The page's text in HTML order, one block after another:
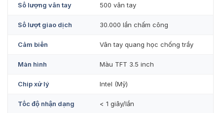
Số lượng vân tay 500 vân tay
Số lượt giao dịch 30.000 lần chấm công
Cảm biến Vân tay quang học chống trầy
Màn hình Màu TFT 3.5 inch
Chip xử lý Intel (Mỹ)
Tốc độ nhận dạng < 1 giây/lần